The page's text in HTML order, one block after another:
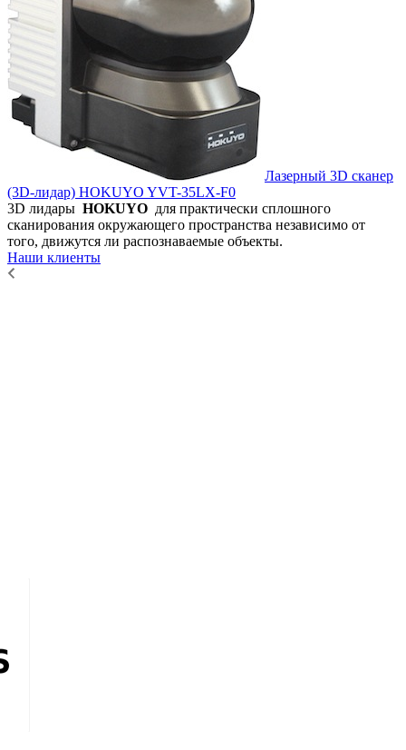
Лазерный 3D сканер
(3D-лидар) HOKUYO YVT-35LX-F0
3D лидары HOKUYO для практически сплошного
сканирования окружающего пространства независимо от
того, движутся ли распознаваемые объекты.
Наши клиенты